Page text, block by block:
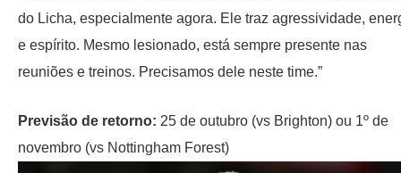
do Licha, especialmente agora. Ele traz agressividade,
e espírito. Mesmo lesionado, está sempre presente nas
reuniões e treinos. Precisamos dele neste time.”
Previsão de retorno: 25 de outubro (vs Brighton) ou 1º de
novembro (vs Nottingham Forest)